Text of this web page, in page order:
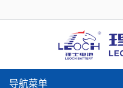
导航菜单